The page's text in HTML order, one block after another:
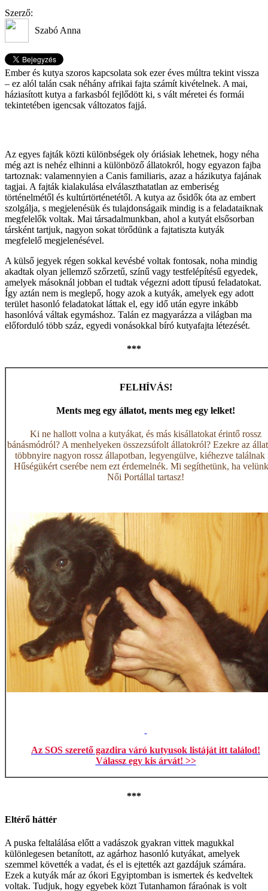
Szerző:
Szabó Anna
Ember és kutya szoros kapcsolata sok ezer éves múltra tekint vissza
– ez alól talán csak néhány afrikai fajta számít kivételnek. A mai,
háziasított kutya a farkasból fejlődött ki, s vált méretei és formái
tekintetében igencsak változatos fajjá.
Az egyes fajták közti különbségek oly óriásiak lehetnek, hogy néha
még azt is nehéz elhinni a különböző állatokról, hogy egyazon fajba
tartoznak: valamennyien a Canis familiaris, azaz a házikutya fajának
tagjai. A fajták kialakulása elválaszthatatlan az emberiség
történelmétől és kultúrtörténetétől. A kutya az ősidők óta az embert
szolgálja, s megjelenésük és tulajdonságaik mindig is a feladataiknak
megfelelők voltak. Mai társadalmunkban, ahol a kutyát elsősorban
társként tartjuk, nagyon sokat törődünk a fajtatiszta kutyák
megfelelő megjelenésével.
A külső jegyek régen sokkal kevésbé voltak fontosak, noha mindig
akadtak olyan jellemző szőrzetű, színű vagy testfelépítésű egyedek,
amelyek másoknál jobban el tudtak végezni adott típusú feladatokat.
Így aztán nem is meglepő, hogy azok a kutyák, amelyek egy adott
terület hasonló feladatokat láttak el, egy idő után egyre inkább
hasonlóvá váltak egymáshoz. Talán ez magyarázza a világban ma
előforduló több száz, egyedi vonásokkal bíró kutyafajta létezését.
***
FELHÍVÁS!
Ments meg egy állatot, ments meg egy lelket!
Ki ne hallott volna a kutyákat, és más kisállatokat érintő rossz
bánásmódról? A menhelyeken összezsúfolt állatokról? Ezekre az
többnyire nagyon rossz állapotban, legyengülve, kiéhezve találnak
Hűségükért cserébe nem ezt érdemelnék. Mi segíthetünk, ha
Női Portállal tartasz!
Az SOS szerető gazdira váró kutyusok listáját itt találod!
Válassz egy kis árvát! >>
***
Eltérő háttér
A puska feltalálása előtt a vadászok gyakran vittek magukkal
különlegesen betanított, az agárhoz hasonló kutyákat, amelyek
szemmel követték a vadat, és el is ejtették azt gazdájuk számára.
Ezek a kutyák már az ókori Egyiptomban is ismertek és kedveltek
voltak. Tudjuk, hogy egyebek közt Tutanhamon fáraónak is volt